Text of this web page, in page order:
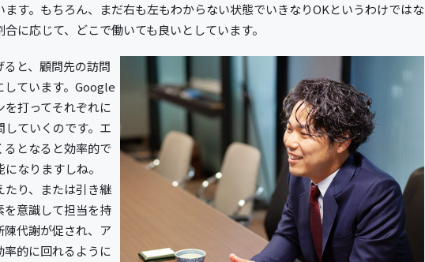
す。もちろん、まだ右も左もわからない状態でいきなりOKというわけではな
に応じて、どこで働いても良いとしています。
と、顧問先の訪問
しています。Google
打ってそれぞれに
ていくのです。エ
るとなると効率的で
なりますしね。
り、または引き継
を意識して担当を持
代謝が促され、ア
的に回れるように